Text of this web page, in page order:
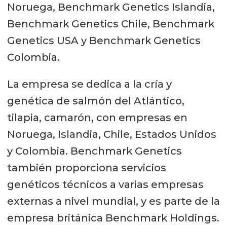
Noruega, Benchmark Genetics Islandia,
Benchmark Genetics Chile, Benchmark
Genetics USA y Benchmark Genetics
Colombia.
La empresa se dedica a la cría y
genética de salmón del Atlántico,
tilapia, camarón, con empresas en
Noruega, Islandia, Chile, Estados Unidos
y Colombia. Benchmark Genetics
también proporciona servicios
genéticos técnicos a varias empresas
externas a nivel mundial, y es parte de la
empresa británica Benchmark Holdings.